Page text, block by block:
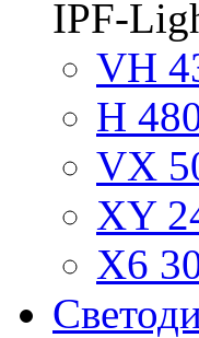
IPF-
VH
H
VX
XY
X6